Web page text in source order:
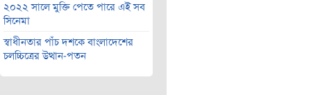
২০২২ সালে মুক্তি পেতে পারে এই সব
সিনেমা
স্বাধীনতার পাঁচ দশকে বাংলাদেশের
চলচ্চিত্রের উত্থান-পতন